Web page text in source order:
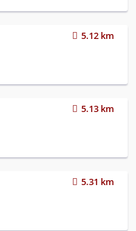
5.12 km
5.13 km
5.31 km